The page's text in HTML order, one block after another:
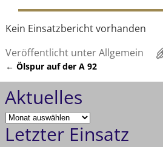
Kein Einsatzbericht vorhanden
Veröffentlicht unterAllgemein
Artikelnavigation
← Ölspur auf der A 92
Aktuelles
Letzter Einsatz